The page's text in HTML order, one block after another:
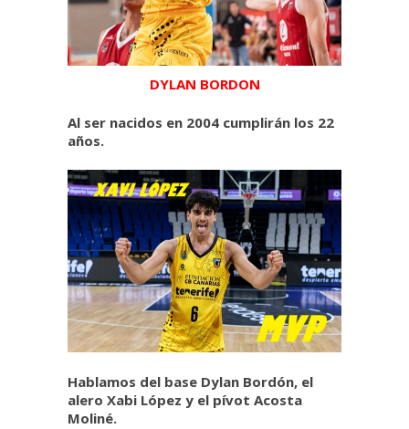
DYLAN BORDON
Al ser nacidos en 2004 cumplirán los 22
años.
Hablamos del base Dylan Bordón, el
alero Xabi López y el pívot Acosta
Moliné.